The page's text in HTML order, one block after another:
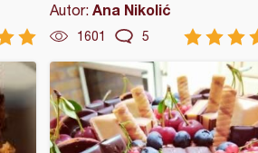
Autor: Ana Nikolić
1601 5